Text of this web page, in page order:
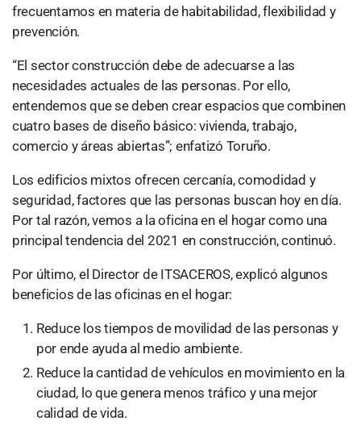
frecuentamos en materia de habitabilidad, flexibilidad y
prevención.
“El sector construcción debe de adecuarse a las
necesidades actuales de las personas. Por ello,
entendemos que se deben crear espacios que combinen
cuatro bases de diseño básico: vivienda, trabajo,
comercio y áreas abiertas”; enfatizó Toruño.
Los edificios mixtos ofrecen cercanía, comodidad y
seguridad, factores que las personas buscan hoy en día.
Por tal razón, vemos a la oficina en el hogar como una
principal tendencia del 2021 en construcción, continuó.
Por último, el Director de ITSACEROS, explicó algunos
beneficios de las oficinas en el hogar:
Reduce los tiempos de movilidad de las personas y
por ende ayuda al medio ambiente.
Reduce la cantidad de vehículos en movimiento en la
ciudad, lo que genera menos tráfico y una mejor
calidad de vida.